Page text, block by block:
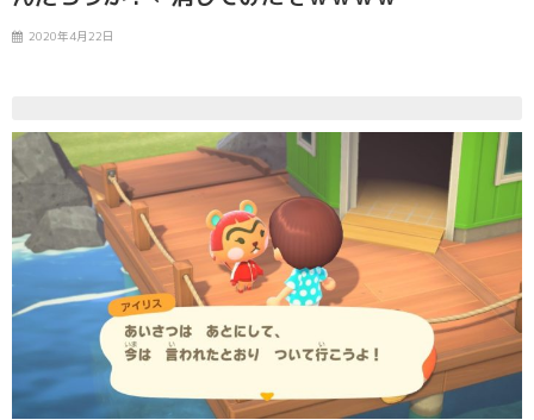
2020年4月22日